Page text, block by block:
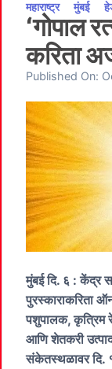
महाराष्ट्र मुंबई
‘गोपाल
करिता
Published On:
मुंबई दि. ६ : केंद्र
पुरस्काराकरिता
पशुपालक, कृत्रिम
आणि शेतकरी
संकेतस्थळावर दि.